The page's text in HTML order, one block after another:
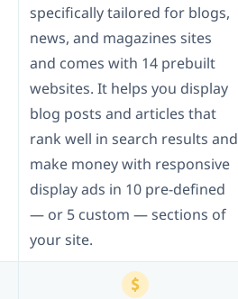
specifically tailored for blogs,
news, and magazines sites
and comes with 14 prebuilt
websites. It helps you display
blog posts and articles that
rank well in search results and
make money with responsive
display ads in 10 pre-defined
— or 5 custom — sections of
your site.